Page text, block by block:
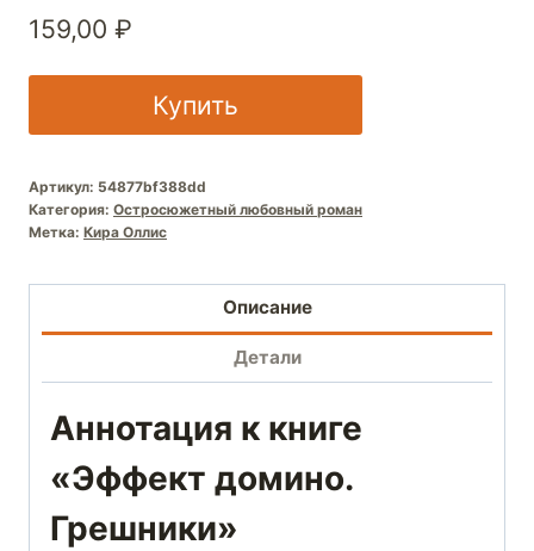
159,00 ₽
Купить
Артикул: 54877bf388dd
Категория: Остросюжетный любовный роман
Метка: Кира Оллис
Описание
Детали
Аннотация к книге
«Эффект домино.
Грешники»